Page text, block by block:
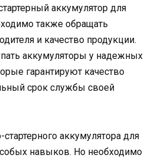
аккумулятор для
также обращать
и качество продукции.
аккумуляторы у надежных
гарантируют качество
срок службы своей
аккумулятора для
навыков. Но необходимо